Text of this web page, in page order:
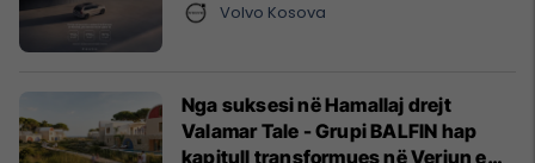
Volvo Kosova
Nga suksesi në Hamallaj drejt
Valamar Tale - Grupi BALFIN hap
kapitull transformues në Veriun e